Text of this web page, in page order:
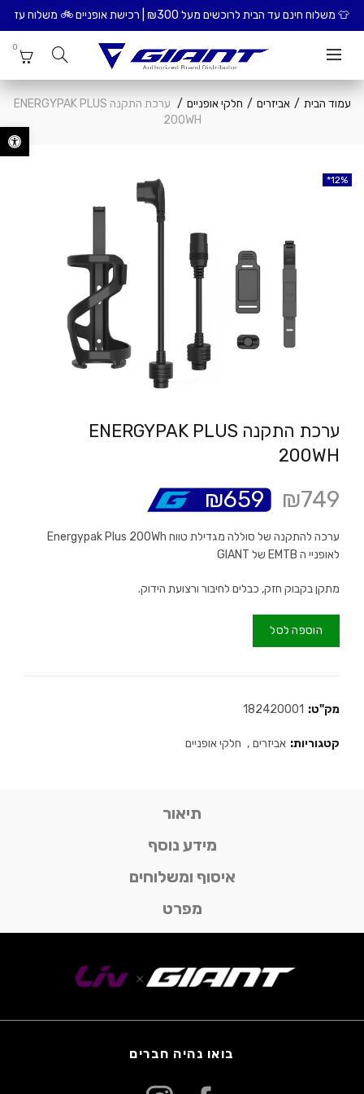
פתח סרגל
הבית לרוכשים מעל ₪300 | רכישת אופניים 🚲 משלוח עד הבית כולל הרכבת האופניים – ₪99
0
עמוד הבית אביזרים חלקי אופניים
ערכת התקנה ENERGYPAK PLUS
200WH
12%
12%
ערכת התקנה ENERGYPAK PLUS
200WH
₪749
₪659
ערכה להתקנה של סוללה מגדילת טווח Energypak Plus 200Wh
לאופניי ה EMTB של GIANT
מתקן בקבוק חזק, כבלים לחיבור ורצועת הידוק.
הוספה לסל
מק"ט: 182420001
קטגוריות: אביזרים , חלקי אופניים
תיאור
מידע נוסף
איסוף ומשלוחים
מפרט
בואו נהיה חברים